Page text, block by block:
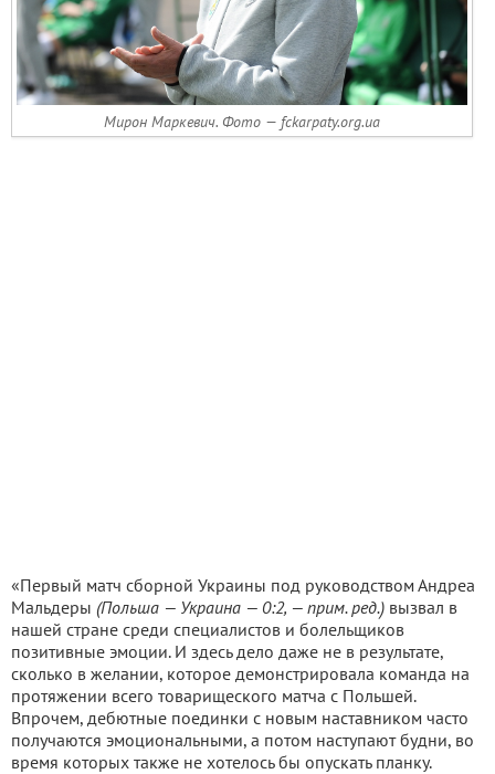
Мирон Маркевич. Фото — fckarpaty.org.ua
«Первый матч сборной Украины под руководством Андреа
Мальдеры (Польша — Украина — 0:2, — прим. ред.) вызвал в
нашей стране среди специалистов и болельщиков
позитивные эмоции. И здесь дело даже не в результате,
сколько в желании, которое демонстрировала команда на
протяжении всего товарищеского матча с Польшей.
Впрочем, дебютные поединки с новым наставником часто
получаются эмоциональными, а потом наступают будни, во
время которых также не хотелось бы опускать планку.